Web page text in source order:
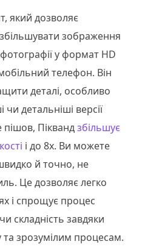
який дозволяє
зображення
у формат HD
телефон. Він
деталі, особливо
чи детальніші версії
Піквандзбільшує
і до 8х. Ви можете
й точно, не
Це дозволяє легко
і спрощує процес
складність завдяки
зрозумілим процесам.